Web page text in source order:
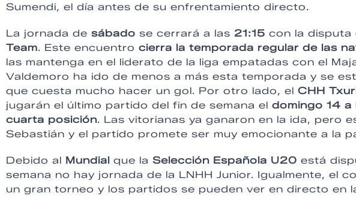
Sumendi, el día antes de su enfrentamiento directo.
La jornada de sábado se cerrará a las 21:15 con la disputa
Team. Este encuentro cierra la temporada regular de las
las mantenga en el liderato de la liga empatadas con el
Valdemoro ha ido de menos a más esta temporada y se
que cuesta mucho hacer un gol. Por otro lado, el CHH
jugarán el último partido del fin de semana el domingo 14 a
cuarta posición. Las vitorianas ya ganaron en la ida, pero
Sebastián y el partido promete ser muy emocionante a la
Debido al Mundial que la Selección Española U20 está
semana no hay jornada de la LNHH Junior. Igualmente, el
un gran torneo y los partidos se pueden ver en directo en